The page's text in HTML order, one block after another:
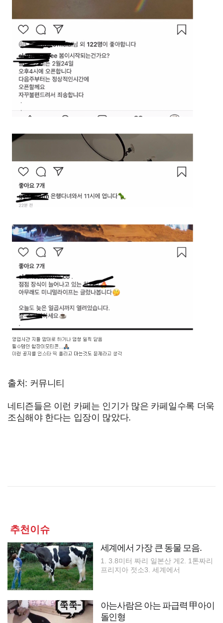
출처: 커뮤니티
네티즌들은 이런 카페는 인기가 많은 카페일수록 더욱
조심해야 한다는 입장이 많았다.
추천이슈
세계에서 가장 큰 동물 모음.
1. 3.8미터 짜리 일본산 게2. 1톤짜리
프리지아 젓소3. 세계에서
아는사람은 아는 파급력 甲아이
돌인형